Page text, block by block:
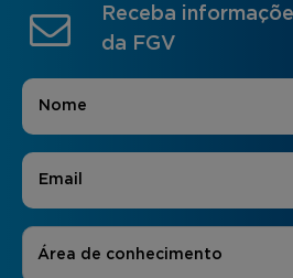
Receba
da FGV
Nome
E-mail
Áreas de Interesse
Área de conhecimento